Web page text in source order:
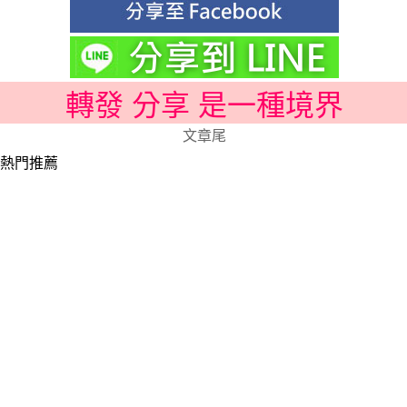
轉發 分享 是一種境界
文章尾
熱門推薦